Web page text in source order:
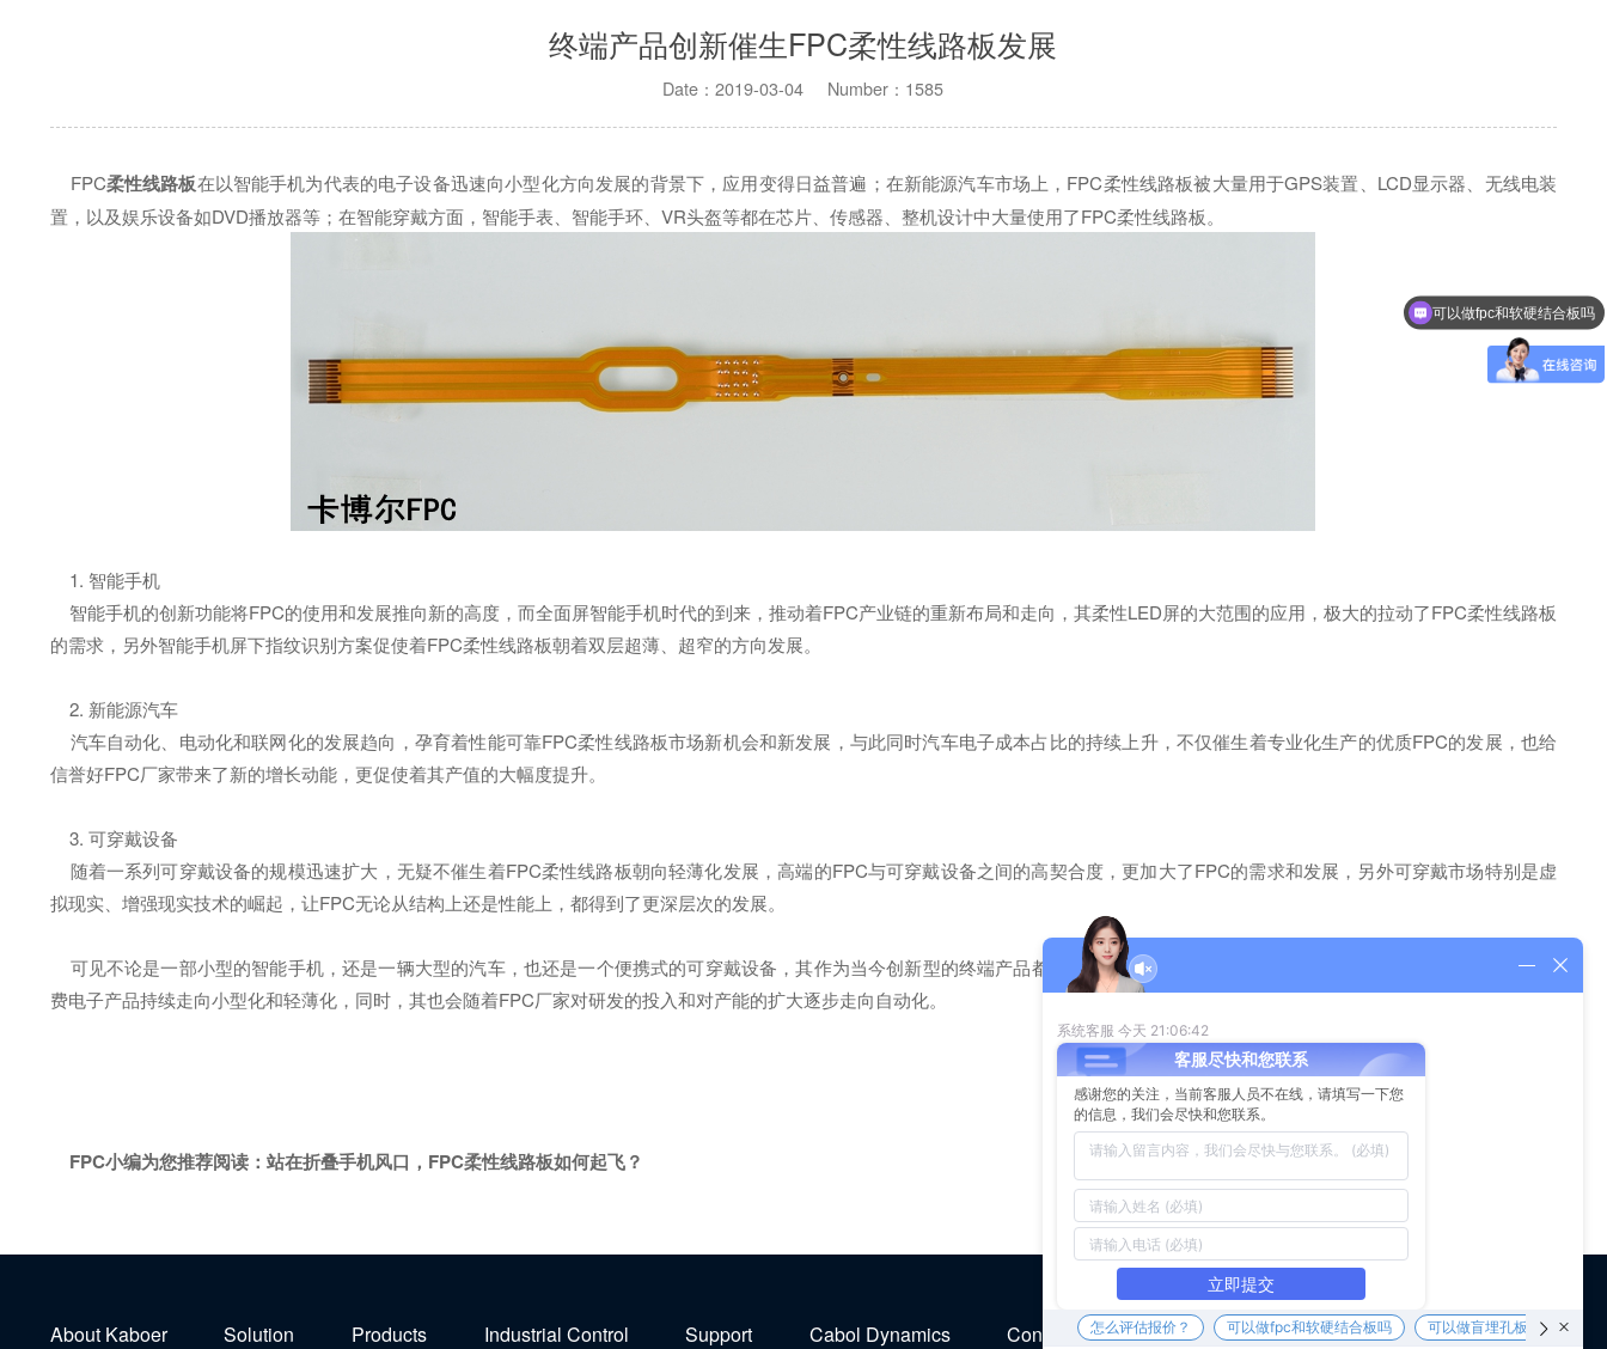
终端产品创新催生FPC柔性线路板发展
Date：2019-03-04 Number：1585
FPC柔性线路板在以智能手机为代表的电子设备迅速向小型化方向发展的背景下，应用变得日益普遍；在新能源汽车市场上，FPC柔性线路板被大量用于GPS装置、LCD显示器、无线电装
置，以及娱乐设备如DVD播放器等；在智能穿戴方面，智能手表、智能手环、VR头盔等都在芯片、传感器、整机设计中大量使用了FPC柔性线路板。
1. 智能手机
智能手机的创新功能将FPC的使用和发展推向新的高度，而全面屏智能手机时代的到来，推动着FPC产业链的重新布局和走向，其柔性LED屏的大范围的应用，极大的拉动了FPC柔性线路板
的需求，另外智能手机屏下指纹识别方案促使着FPC柔性线路板朝着双层超薄、超窄的方向发展。
2. 新能源汽车
汽车自动化、电动化和联网化的发展趋向，孕育着性能可靠FPC柔性线路板市场新机会和新发展，与此同时汽车电子成本占比的持续上升，不仅催生着专业化生产的优质FPC的发展，也给
信誉好FPC厂家带来了新的增长动能，更促使着其产值的大幅度提升。
3. 可穿戴设备
随着一系列可穿戴设备的规模迅速扩大，无疑不催生着FPC柔性线路板朝向轻薄化发展，高端的FPC与可穿戴设备之间的高契合度，更加大了FPC的需求和发展，另外可穿戴市场特别是虚
拟现实、增强现实技术的崛起，让FPC无论从结构上还是性能上，都得到了更深层次的发展。
可见不论是一部小型的智能手机，还是一辆大型的汽车，也还是一个便携式的可穿戴设备，其作为当今创新型的终端产品都催生着FPC柔性线路板的快速发展，而未来FPC也会随着移动消
费电子产品持续走向小型化和轻薄化，同时，其也会随着FPC厂家对研发的投入和对产能的扩大逐步走向自动化。
FPC小编为您推荐阅读： 站在折叠手机风口，FPC柔性线路板如何起飞？
About Kaboer Solution Products Industrial Control Support Cabol Dynamics Contact us
可以做fpc和软硬结合板吗